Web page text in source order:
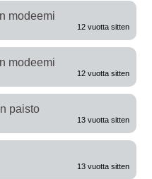
modeemi
12 vuotta sitten
modeemi
12 vuotta sitten
paisto
13 vuotta sitten
13 vuotta sitten